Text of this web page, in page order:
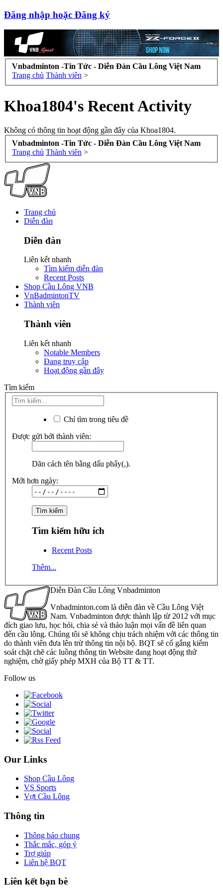
Đăng nhập hoặc Đăng ký
Vnbadminton -Tin Tức - Diễn Đàn Cầu Lông Việt Nam
Trang chủ Thành viên >
Khoa1804's Recent Activity
Không có thông tin hoạt động gần đây của Khoa1804.
Vnbadminton -Tin Tức - Diễn Đàn Cầu Lông Việt Nam
Trang chủ Thành viên >
Trang chủ
Diễn đàn
Diễn đàn
Liên kết nhanh
Tìm kiếm diễn đàn
Recent Posts
Shop Cầu Lông VNB
VnBadmintonTV
Thành viên
Thành viên
Liên kết nhanh
Notable Members
Đang truy cập
Hoạt động gần đây
Tìm kiếm
Chỉ tìm trong tiêu đề
Được gửi bởi thành viên:
Dãn cách tên bằng dấu phẩy(,).
Mới hơn ngày:
Tìm kiếm hữu ích
Recent Posts
Thêm...
Diễn Đàn Cầu Lông Vnbadminton
Vnbadminton.com là diễn đàn về Cầu Lông Việt
Nam. Vnbadminton được thành lập từ 2012 với mục
đích giao lưu, học hỏi, chia sẻ và thảo luận mọi vấn đề liên quan
đến cầu lông. Chúng tôi sẽ không chịu trách nhiệm với các thông tin
do thành viên đưa lên trừ thông tin nội bộ. BQT sẽ cố gắng kiểm
soát chặt chẽ các luồng thông tin Website đang hoạt động thử
nghiệm, chờ giấy phép MXH của Bộ TT & TT.
Follow us
Our Links
Shop Cầu Lông
VS Sports
Vợt Cầu Lông
Thông tin
Thông báo chung
Thắc mắc, góp ý
Trợ giúp
Liên hệ BQT
Liên kết bạn bè